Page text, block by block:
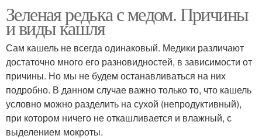
Зеленая редька с медом. Причины
и виды кашля
Сам кашель не всегда одинаковый. Медики различают
достаточно много его разновидностей, в зависимости от
причины. Но мы не будем останавливаться на них
подробно. В данном случае важно только то, что кашель
условно можно разделить на сухой (непродуктивный),
при котором ничего не откашливается и влажный, с
выделением мокроты.